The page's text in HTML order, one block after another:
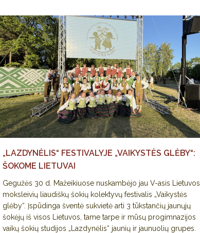
„LAZDYNĖLIS“ FESTIVALYJE „VAIKYSTĖS GLĖBY“:
ŠOKOME LIETUVAI
Gegužės 30 d. Mažeikiuose nuskambėjo jau V-asis Lietuvos
moksleivių liaudiškų šokių kolektyvų festivalis „Vaikystės
glėby“. Įspūdinga šventė sukvietė arti 3 tūkstančių jaunųjų
šokėjų iš visos Lietuvos, tame tarpe ir mūsų progimnazijos
vaikų šokių studijos „Lazdynėlis“ jaunių ir jaunuolių grupes.